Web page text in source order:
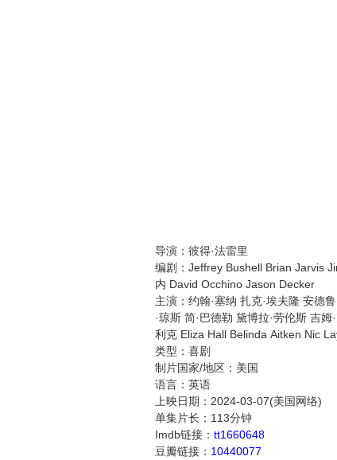
导演：彼得·法雷里
编剧：Jeffrey Bushell Brian Jarvis
内 David Occhino Jason Decker
主演：约翰·塞纳 扎克·埃夫隆 安德
·琼斯 简·巴德勒 黛博拉·劳伦斯 吉
利克 Eliza Hall Belinda Aitken Nic
类型：喜剧
制片国家/地区：美国
语言：英语
上映日期：2024-03-07(美国网络)
单集片长：113分钟
Imdb链接： tt1660648
豆瓣链接： 10440077